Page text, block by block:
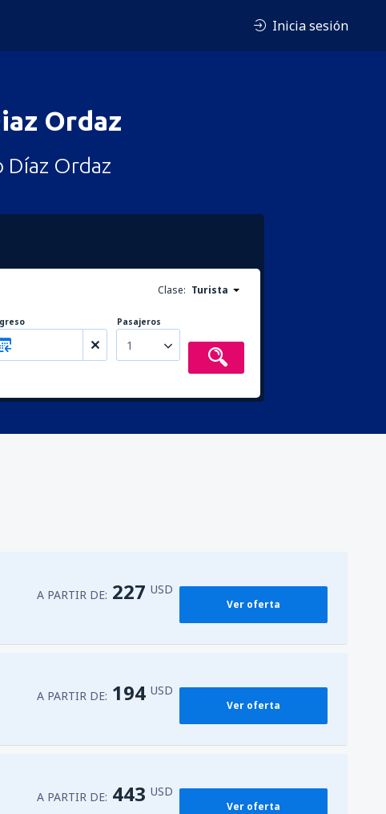
Inicia sesión
Ordaz
Ordaz
Clase: Turista
Pasajeros
1
A PARTIR DE: 227 USD
Ver oferta
A PARTIR DE: 194 USD
Ver oferta
A PARTIR DE: 443 USD
Ver oferta